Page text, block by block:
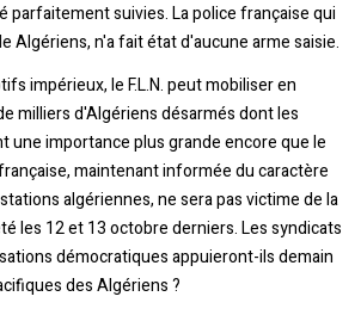
parfaitement suivies. La police française qui
Algériens, n'a fait état d'aucune arme saisie.
impérieux, le F.L.N. peut mobiliser en
milliers d'Algériens désarmés dont les
une importance plus grande encore que le
maintenant informée du caractère
algériennes, ne sera pas victime de la
les 12 et 13 octobre derniers. Les syndicats
démocratiques appuieront-ils demain
des Algériens ?